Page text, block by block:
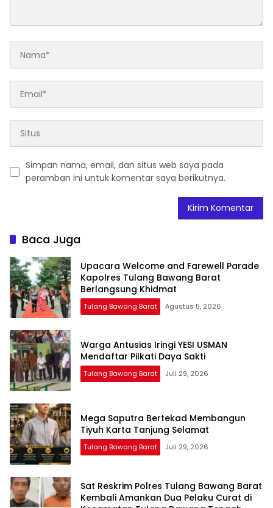
Simpan nama, email, dan situs web saya pada
peramban ini untuk komentar saya berikutnya.
Baca Juga
Upacara Welcome and Farewell Parade
Kapolres Tulang Bawang Barat
Berlangsung Khidmat
Tulang Bawang Barat Agustus 5, 2026
Warga Antusias Iringi YESI USMAN
Mendaftar Pilkati Daya Sakti
Tulang Bawang Barat Juli 29, 2026
Mega Saputra Bertekad Membangun
Tiyuh Karta Tanjung Selamat
Tulang Bawang Barat Juli 29, 2026
Sat Reskrim Polres Tulang Bawang Barat
Kembali Amankan Dua Pelaku Curat di